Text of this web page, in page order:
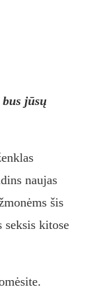
jūsų
naujas
šis
seksis kitose